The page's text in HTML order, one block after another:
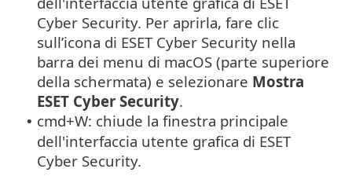
Cyber Security. Per aprirla, fare clic
sull’icona di ESET Cyber Security nella
barra dei menu di macOS (parte superiore
della schermata) e selezionare Mostra
ESET Cyber Security.
• cmd+W: chiude la finestra principale
dell'interfaccia utente grafica di ESET
Cyber Security.